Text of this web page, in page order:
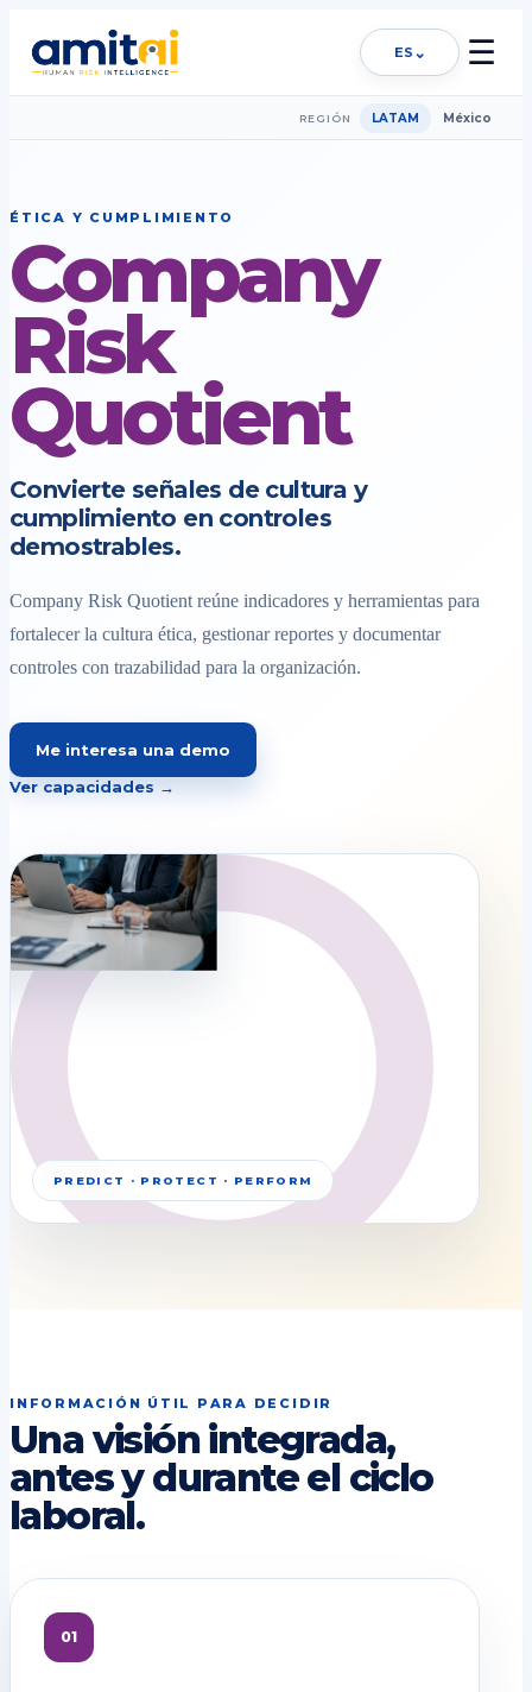
ES ⌄ ☰
REGIÓN LATAM México
ÉTICA Y CUMPLIMIENTO
Company
Risk
Quotient
Convierte señales de cultura y
cumplimiento en controles
demostrables.
Company Risk Quotient reúne indicadores y herramientas para
fortalecer la cultura ética, gestionar reportes y documentar
controles con trazabilidad para la organización.
Me interesa una demo
Ver capacidades →
PREDICT · PROTECT · PERFORM
INFORMACIÓN ÚTIL PARA DECIDIR
Una visión integrada,
antes y durante el ciclo
laboral.
01